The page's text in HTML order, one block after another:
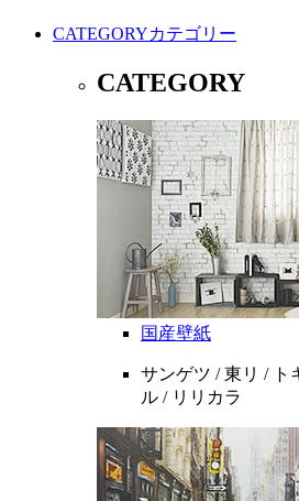
CATEGORYカテゴリー
CATEGORY
国産壁紙
サンゲツ / 東リ / ト
ル / リリカラ